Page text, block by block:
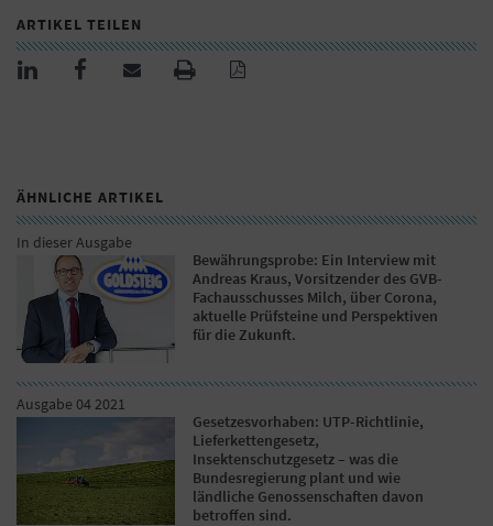
ARTIKEL TEILEN
ÄHNLICHE ARTIKEL
In dieser Ausgabe
Bewährungsprobe: Ein Interview mit
Andreas Kraus, Vorsitzender des GVB-
Fachausschusses Milch, über Corona,
aktuelle Prüfsteine und Perspektiven
für die Zukunft.
Ausgabe 04 2021
Gesetzesvorhaben: UTP-Richtlinie,
Lieferkettengesetz,
Insektenschutzgesetz – was die
Bundesregierung plant und wie
ländliche Genossenschaften davon
betroffen sind.